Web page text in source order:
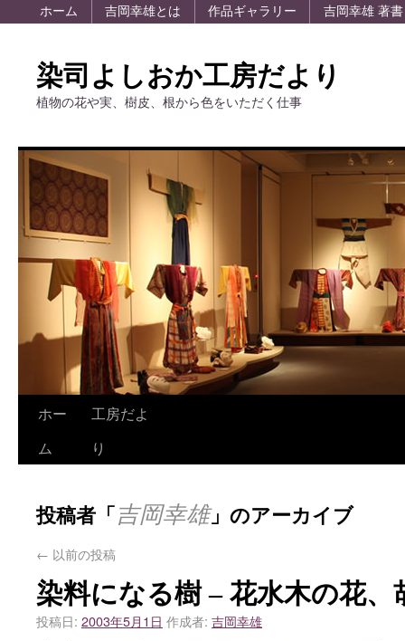
ホーム 吉岡幸雄とは 作品ギャラリー 吉岡幸雄 著書
染司よしおか工房だより
植物の花や実、樹皮、根から色をいただく仕事
ホー
ム
工房だよ
り
投稿者「吉岡幸雄」のアーカイブ
← 以前の投稿
染料になる樹 – 花水木の花、
投稿日: 2003年5月1日 作成者: 吉岡幸雄